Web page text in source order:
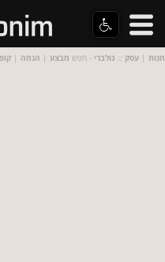
חנות | עסק :: גולברי - חפש מבצע | הנחה |